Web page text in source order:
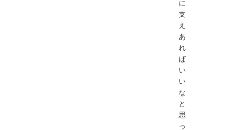
に
支
え
あ
れ
ば
い
い
な
と
思
っ